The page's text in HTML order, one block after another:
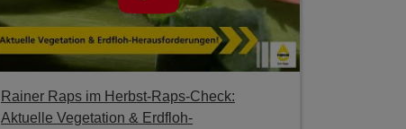
Rainer Raps im Herbst-Raps-Check:
Aktuelle Vegetation & Erdfloh-